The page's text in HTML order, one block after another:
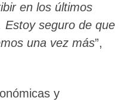
en los últimos
Estoy seguro de que
una vez más”,
y